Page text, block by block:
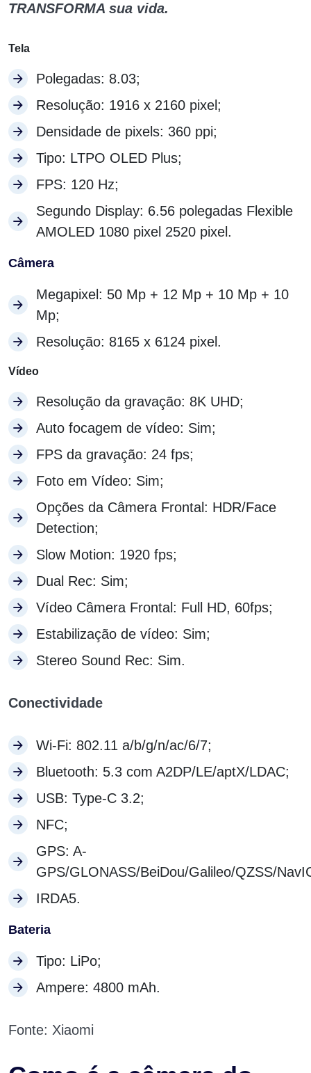
TRANSFORMA sua vida.
Tela
Polegadas: 8.03;
Resolução: 1916 x 2160 pixel;
Densidade de pixels: 360 ppi;
Tipo: LTPO OLED Plus;
FPS: 120 Hz;
Segundo Display: 6.56 polegadas Flexible
AMOLED 1080 pixel 2520 pixel.
Câmera
Megapixel: 50 Mp + 12 Mp + 10 Mp + 10
Mp;
Resolução: 8165 x 6124 pixel.
Vídeo
Resolução da gravação: 8K UHD;
Auto focagem de vídeo: Sim;
FPS da gravação: 24 fps;
Foto em Vídeo: Sim;
Opções da Câmera Frontal: HDR/Face
Detection;
Slow Motion: 1920 fps;
Dual Rec: Sim;
Vídeo Câmera Frontal: Full HD, 60fps;
Estabilização de vídeo: Sim;
Stereo Sound Rec: Sim.
Conectividade
Wi-Fi: 802.11 a/b/g/n/ac/6/7;
Bluetooth: 5.3 com A2DP/LE/aptX/LDAC;
USB: Type-C 3.2;
NFC;
GPS: A-
GPS/GLONASS/BeiDou/Galileo/QZSS/
IRDA5.
Bateria
Tipo: LiPo;
Ampere: 4800 mAh.
Fonte: Xiaomi